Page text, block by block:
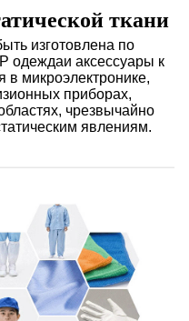
ткани
изготовлена ​​по
одеждаи аксессуары к
в микроэлектронике,
приборах,
чрезвычайно
явлениям.